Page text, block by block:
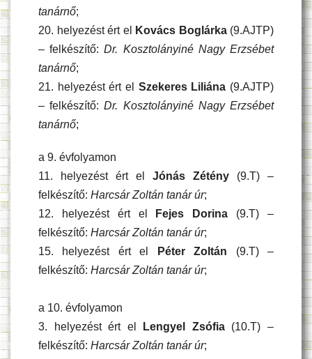
tanárnő;
20. helyezést ért el
Kovács Boglárka(9.AJTP)
– felkészítő:Dr. Kosztolányiné Nagy Erzsébet
tanárnő;
21. helyezést ért el Szekeres Liliána (9.AJTP)
– felkészítő:Dr. Kosztolányiné Nagy Erzsébet
tanárnő;
a 9. évfolyamon
11. helyezést ért el Jónás Zétény (9.T) –
felkészítő: Harcsár Zoltán tanár úr;
12. helyezést ért el
Fejes Dorina (9.T) –
felkészítő: Harcsár Zoltán tanár úr;
15. helyezést ért el
Péter Zoltán (9.T) –
felkészítő: Harcsár Zoltán tanár úr;
a 10. évfolyamon
3. helyezést ért el
Lengyel Zsófia(10.T) –
felkészítő: Harcsár Zoltán tanár úr;